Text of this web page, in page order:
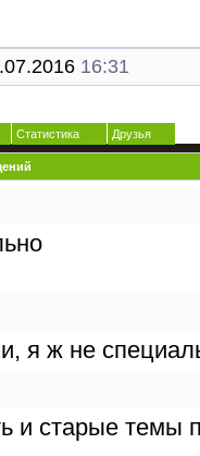
16:31
Статистика Друзья
я ж не
и старые темы